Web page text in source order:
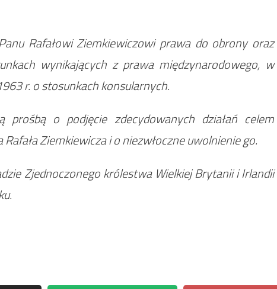
Rafałowi Ziemkiewiczowi prawa do obrony oraz
wynikających z prawa międzynarodowego, w
r. o stosunkach konsularnych.
o podjęcie zdecydowanych działań celem
Ziemkiewicza i o niezwłoczne uwolnienie go.
Zjednoczonego królestwa Wielkiej Brytanii i Irlandii